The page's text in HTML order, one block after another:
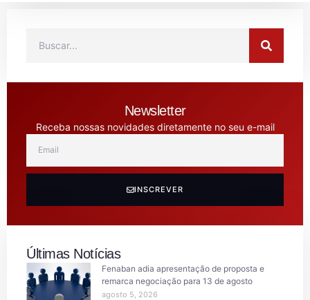
Newsletter
Receba nossas novidades diretamente no seu e-mail
INSCREVER
Últimas Notícias
Fenaban adia apresentação de proposta e
remarca negociação para 13 de agosto
agosto 5, 2026